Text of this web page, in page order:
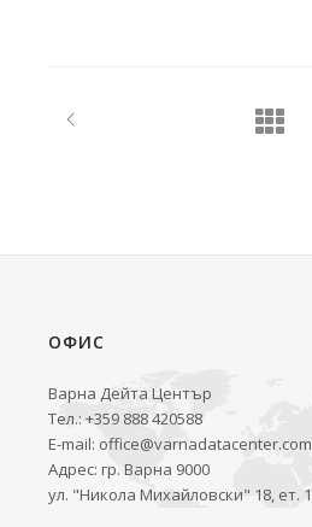
ОФИС
Варна Дейта Център
Тел.: +359 888 420588
E-mail: office@varnadatacenter.com
Адрес: гр. Варна 9000
ул. "Никола Михайловски" 18, ет. 1